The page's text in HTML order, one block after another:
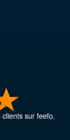
sur feefo.